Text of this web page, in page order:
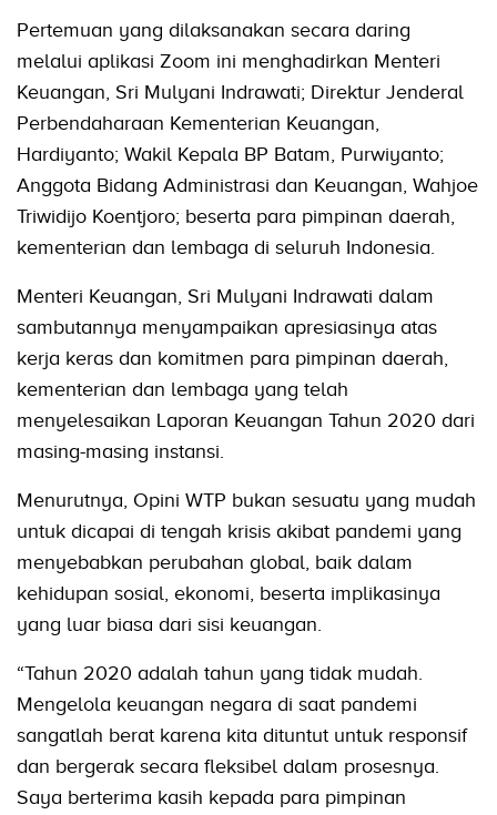
Pertemuan yang dilaksanakan secara daring
melalui aplikasi Zoom ini menghadirkan Menteri
Keuangan, Sri Mulyani Indrawati; Direktur Jenderal
Perbendaharaan Kementerian Keuangan,
Hardiyanto; Wakil Kepala BP Batam, Purwiyanto;
Anggota Bidang Administrasi dan Keuangan, Wahjoe
Triwidijo Koentjoro; beserta para pimpinan daerah,
kementerian dan lembaga di seluruh Indonesia.
Menteri Keuangan, Sri Mulyani Indrawati dalam
sambutannya menyampaikan apresiasinya atas
kerja keras dan komitmen para pimpinan daerah,
kementerian dan lembaga yang telah
menyelesaikan Laporan Keuangan Tahun 2020 dari
masing-masing instansi.
Menurutnya, Opini WTP bukan sesuatu yang mudah
untuk dicapai di tengah krisis akibat pandemi yang
menyebabkan perubahan global, baik dalam
kehidupan sosial, ekonomi, beserta implikasinya
yang luar biasa dari sisi keuangan.
“Tahun 2020 adalah tahun yang tidak mudah.
Mengelola keuangan negara di saat pandemi
sangatlah berat karena kita dituntut untuk responsif
dan bergerak secara fleksibel dalam prosesnya.
Saya berterima kasih kepada para pimpinan